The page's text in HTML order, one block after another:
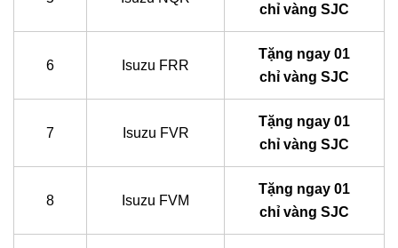
chỉ vàng SJC
6 Isuzu FRR
Tặng ngay 01
chỉ vàng SJC
7 Isuzu FVR
Tặng ngay 01
chỉ vàng SJC
8 Isuzu FVM
Tặng ngay 01
chỉ vàng SJC